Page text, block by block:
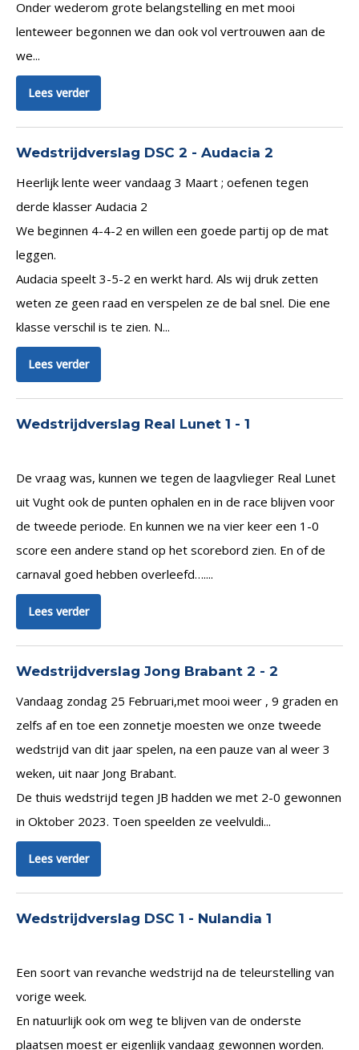
Onder wederom grote belangstelling en met mooi
lenteweer begonnen we dan ook vol vertrouwen aan de
we...
Lees verder
Wedstrijdverslag DSC 2 - Audacia 2
Heerlijk lente weer vandaag 3 Maart ; oefenen tegen
derde klasser Audacia 2
We beginnen 4-4-2 en willen een goede partij op de mat
leggen.
Audacia speelt 3-5-2 en werkt hard. Als wij druk zetten
weten ze geen raad en verspelen ze de bal snel. Die ene
klasse verschil is te zien. N...
Lees verder
Wedstrijdverslag Real Lunet 1 - 1
De vraag was, kunnen we tegen de laagvlieger Real Lunet
uit Vught ook de punten ophalen en in de race blijven voor
de tweede periode. En kunnen we na vier keer een 1-0
score een andere stand op het scorebord zien. En of de
carnaval goed hebben overleefd…....
Lees verder
Wedstrijdverslag Jong Brabant 2 - 2
Vandaag zondag 25 Februari,met mooi weer , 9 graden en
zelfs af en toe een zonnetje moesten we onze tweede
wedstrijd van dit jaar spelen, na een pauze van al weer 3
weken, uit naar Jong Brabant.
De thuis wedstrijd tegen JB hadden we met 2-0 gewonnen
in Oktober 2023. Toen speelden ze veelvuldi...
Lees verder
Wedstrijdverslag DSC 1 - Nulandia 1
Een soort van revanche wedstrijd na de teleurstelling van
vorige week.
En natuurlijk ook om weg te blijven van de onderste
plaatsen moest er eigenlijk vandaag gewonnen worden.